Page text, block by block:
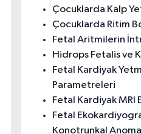
Çocuklarda Kalp
Çocuklarda Ritim
Fetal Aritmilerin
Hidrops Fetalis ve
Fetal Kardiyak
Parametreleri
Fetal Kardiyak MRI
Fetal
Konotrunkal